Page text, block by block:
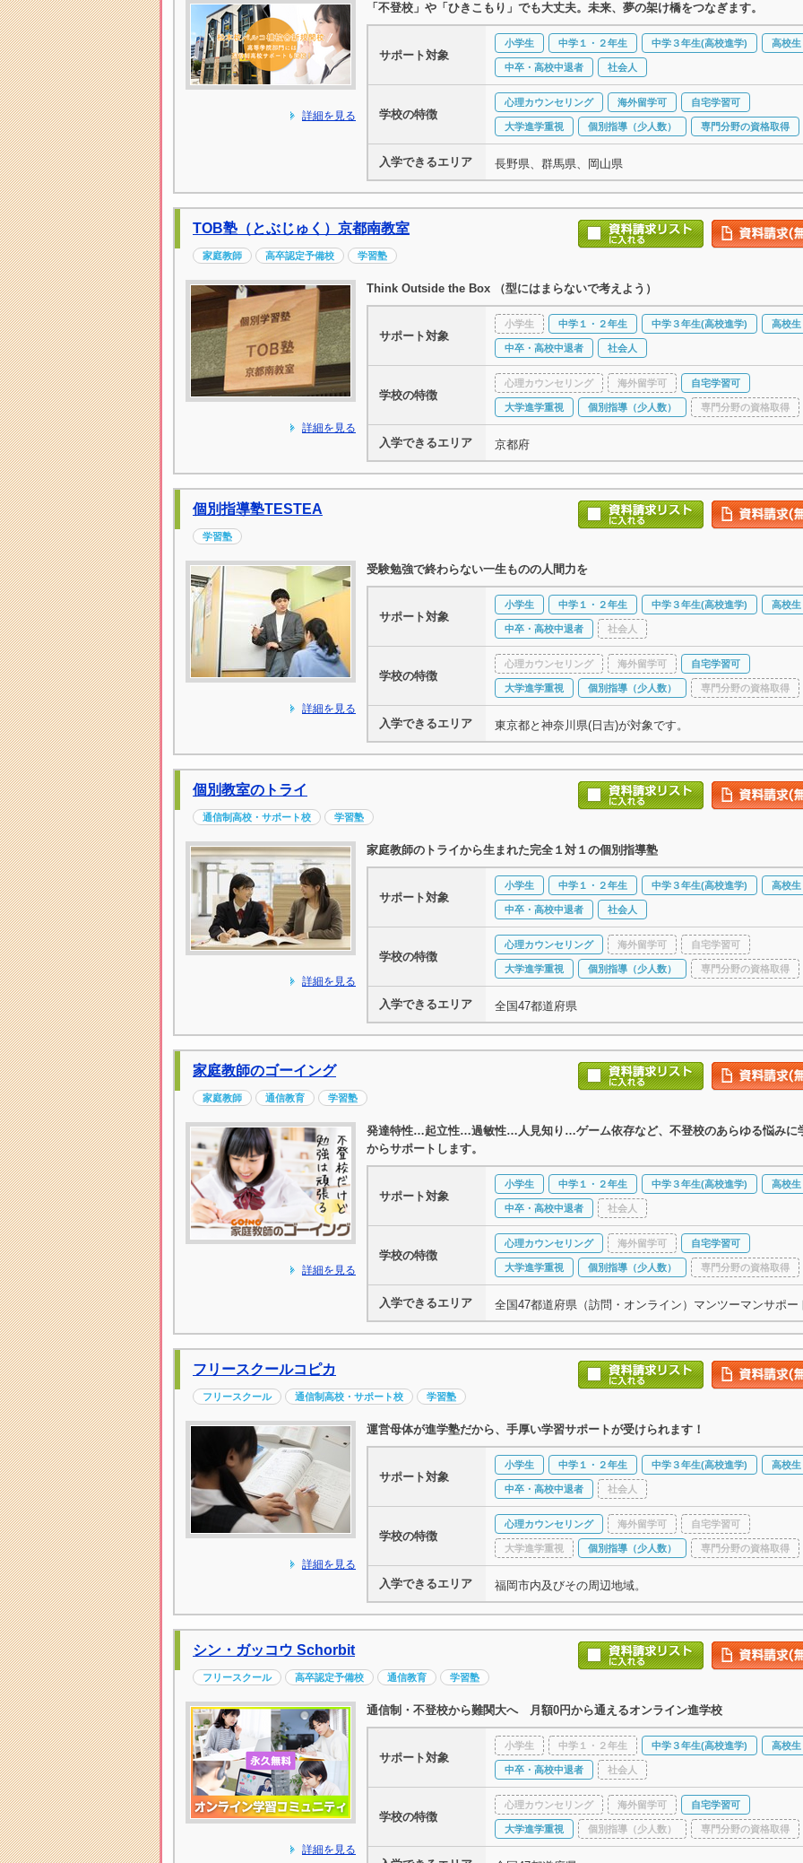
詳細を見る
「不登校」や「ひきこもり」でも大丈夫。未来、夢の架け橋をつなぎます。
サポート対象
小学生 中学１・２年生 中学３年生(高校進学) 高校生
中卒・高校中退者 社会人
学校の特徴
心理カウンセリング 海外留学可 自宅学習可
大学進学重視 個別指導（少人数） 専門分野の資格取得
入学できるエリア 長野県、群馬県、岡山県
TOB塾（とぶじゅく）京都南教室
家庭教師 高卒認定予備校 学習塾
詳細を見る
Think Outside the Box （型にはまらないで考えよう）
サポート対象
小学生 中学１・２年生 中学３年生(高校進学) 高校生
中卒・高校中退者 社会人
学校の特徴
心理カウンセリング 海外留学可 自宅学習可
大学進学重視 個別指導（少人数） 専門分野の資格取得
入学できるエリア 京都府
個別指導塾TESTEA
学習塾
詳細を見る
受験勉強で終わらない一生ものの人間力を
サポート対象
小学生 中学１・２年生 中学３年生(高校進学) 高校生
中卒・高校中退者 社会人
学校の特徴
心理カウンセリング 海外留学可 自宅学習可
大学進学重視 個別指導（少人数） 専門分野の資格取得
入学できるエリア 東京都と神奈川県(日吉)が対象です。
個別教室のトライ
通信制高校・サポート校 学習塾
詳細を見る
家庭教師のトライから生まれた完全１対１の個別指導塾
サポート対象
小学生 中学１・２年生 中学３年生(高校進学) 高校生
中卒・高校中退者 社会人
学校の特徴
心理カウンセリング 海外留学可 自宅学習可
大学進学重視 個別指導（少人数） 専門分野の資格取得
入学できるエリア 全国47都道府県
家庭教師のゴーイング
家庭教師 通信教育 学習塾
詳細を見る
発達特性…起立性…過敏性…人見知り…ゲーム依存など、不登校のあらゆる悩みに
からサポートします。
サポート対象
小学生 中学１・２年生 中学３年生(高校進学) 高校生
中卒・高校中退者 社会人
学校の特徴
心理カウンセリング 海外留学可 自宅学習可
大学進学重視 個別指導（少人数） 専門分野の資格取得
入学できるエリア 全国47都道府県（訪問・オンライン）マンツーマンサポー
フリースクールコピカ
フリースクール 通信制高校・サポート校 学習塾
詳細を見る
運営母体が進学塾だから、手厚い学習サポートが受けられます！
サポート対象
小学生 中学１・２年生 中学３年生(高校進学) 高校生
中卒・高校中退者 社会人
学校の特徴
心理カウンセリング 海外留学可 自宅学習可
大学進学重視 個別指導（少人数） 専門分野の資格取得
入学できるエリア 福岡市内及びその周辺地域。
シン・ガッコウ Schorbit
フリースクール 高卒認定予備校 通信教育 学習塾
詳細を見る
通信制・不登校から難関大へ 月額0円から通えるオンライン進学校
サポート対象
小学生 中学１・２年生 中学３年生(高校進学) 高校生
中卒・高校中退者 社会人
学校の特徴
心理カウンセリング 海外留学可 自宅学習可
大学進学重視 個別指導（少人数） 専門分野の資格取得